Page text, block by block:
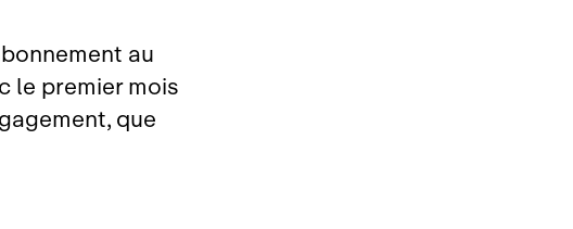
au
le premier mois
que